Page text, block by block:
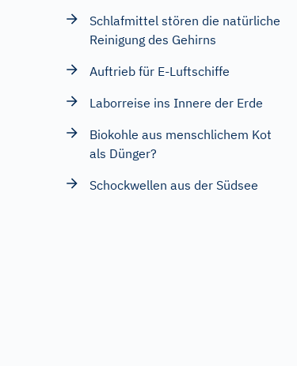
Schlafmittel stören die natürliche
Reinigung des Gehirns
Auftrieb für E-Luftschiffe
Laborreise ins Innere der Erde
Biokohle aus menschlichem Kot
als Dünger?
Schockwellen aus der Südsee